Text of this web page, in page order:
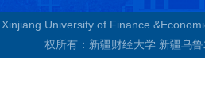
Xinjiang University of Finance
权所有：新疆财经大学 新疆乌